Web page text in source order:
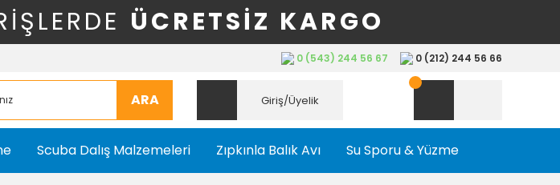
ÜCRETSİZ KARGO
0 (543) 244 56 67 0 (212) 244 56 66
ARA Giriş/Üyelik
Scuba Dalış Malzemeleri Zıpkınla Balık Avı Su Sporu & Yüzme